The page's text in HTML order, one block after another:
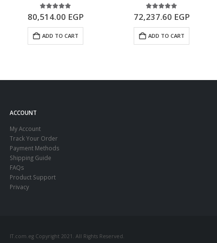
5.00 out of 5
80,514.00 EGP
ADD TO CART
5.00 out of 5
72,237.60 EGP
ADD TO CART
ACCOUNT
My Account
Track Your Order
Payment Methods
Shipping Guide
FAQs
Product Support
Privacy
IT.com.eg Copyright 2021. All Rights Reserved.